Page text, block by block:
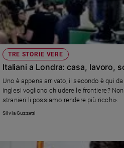
TRE STORIE VERE
Italiani a Londra: casa, lavoro,
Uno è appena arrivato, il secondo è qui
inglesi vogliono chiudere le frontiere?
stranieri li possiamo rendere più ricchi».
Silvia Guzzetti